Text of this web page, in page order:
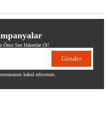
Önce Sen Haberdar Ol!
Gönder
kabul ediyorum.